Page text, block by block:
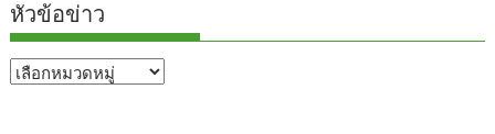
หัวข้อข่าว
หัวข้อ